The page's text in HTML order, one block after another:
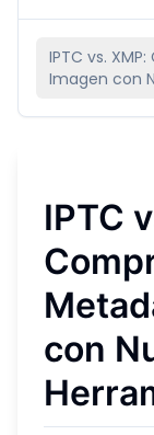
IPTC vs.
Imagen con
IPTC
con